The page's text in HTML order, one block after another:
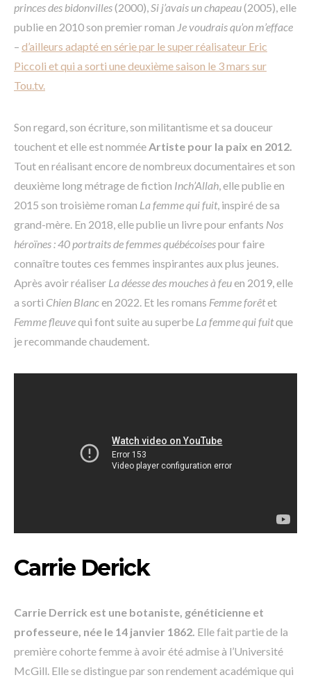
princes des bidonvilles(2000),Si j’avais un chapeau(2005), elle
publie en 2010 son premier roman Je voudrais qu’on m’efface
– d’ailleurs adapté en série par le super réalisateur Eric
Piccoli et qui a sorti une deuxième saison le 3 mars sur
Tou.tv.
Son regard, son écriture, son militantisme et sa douceur
touchent et elle est nomméeArtiste pour la paix en 2012.
Tout en réalisant encore de nombreux documentaires et son
deuxième long métrage de fiction Inch’Allah, elle publie en
2015 son troisième roman La femme qui fuit, inspiré de sa
grand-mère. En 2018, elle publie un livre pour enfants Nos
héroïnes : 40 portraits de femmes québécoisespour faire
connaître toutes ces femmes inspirantes aux plus jeunes.
Après avoir réaliser La déesse des mouches à feuen 2019, elle
a sorti Chien Blancen 2022. Et les romans Femme forêtet
Femme fleuvequi font suite au superbe La femme qui fuitque
je recommande chaudement.
Carrie Derick
Carrie Derrick est une botaniste, généticienne et
professeure, née le 14 janvier 1862. Elle fait partie de la
première cohorte femme à avoir été admise à l’Université
McGill. Elle se distingue par son rendement académique qui